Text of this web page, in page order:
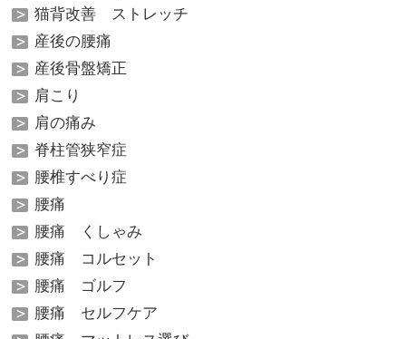
猫背改善 ストレッチ
産後の腰痛
産後骨盤矯正
肩こり
肩の痛み
脊柱管狭窄症
腰椎すべり症
腰痛
腰痛 くしゃみ
腰痛 コルセット
腰痛 ゴルフ
腰痛 セルフケア